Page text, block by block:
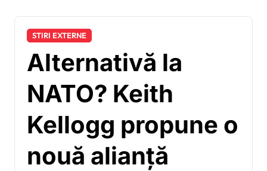
STIRI EXTERNE
Alternativă la
NATO? Keith
Kellogg propune o
nouă alianță